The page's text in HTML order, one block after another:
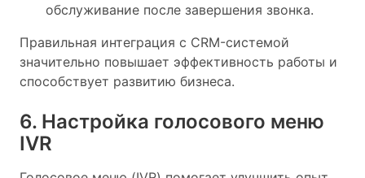
обслуживание после завершения звонка.
Правильная интеграция с CRM-системой
значительно повышает эффективность работы и
способствует развитию бизнеса.
6. Настройка голосового меню
IVR